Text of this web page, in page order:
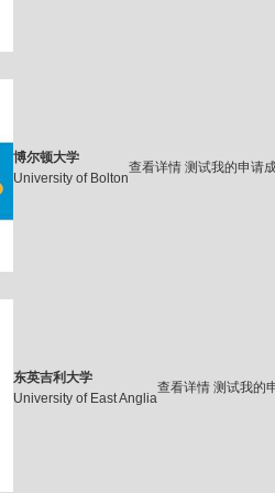
博尔顿大学
University of Bolton
查看详情 测试我的申请
东英吉利大学
University of East Anglia
查看详情 测试我的